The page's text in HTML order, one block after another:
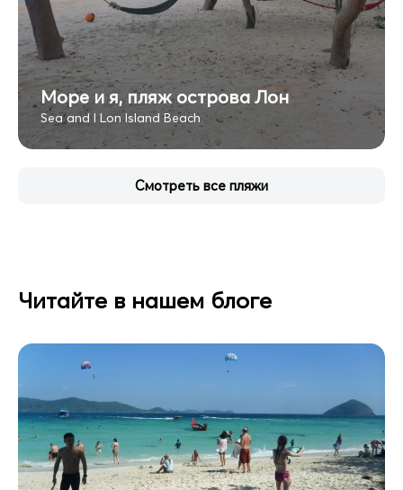
Море и я, пляж острова Лон
Sea and I Lon Island Beach
Смотреть все пляжи
Читайте в нашем блоге